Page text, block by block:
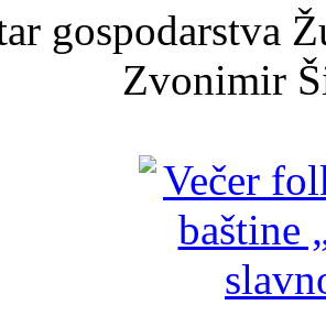
gospodarstva
Zvonimir